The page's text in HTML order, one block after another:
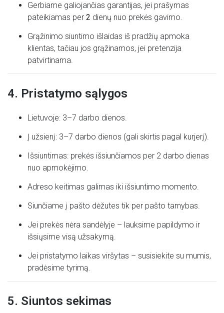
Gerbiame galiojančias garantijas, jei prašymas
pateikiamas per 2 dienų nuo prekės gavimo.
Grąžinimo siuntimo išlaidas iš pradžių apmoka
klientas, tačiau jos grąžinamos, jei pretenzija
patvirtinama.
4. Pristatymo sąlygos
Lietuvoje: 3–7 darbo dienos.
Į užsienį: 3–7 darbo dienos (gali skirtis pagal kurjerį).
Išsiuntimas: prekės išsiunčiamos per 2 darbo dienas
nuo apmokėjimo.
Adreso keitimas galimas iki išsiuntimo momento.
Siunčiame į pašto dėžutes tik per pašto tarnybas.
Jei prekės nėra sandėlyje – lauksime papildymo ir
išsiųsime visą užsakymą.
Jei pristatymo laikas viršytas – susisiekite su mumis,
pradėsime tyrimą.
5. Siuntos sekimas